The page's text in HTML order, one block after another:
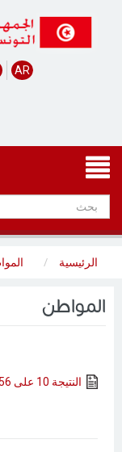
AR
الرئيسية
المواطن
النتيجة 10 على 356 - الصفحة 36/1